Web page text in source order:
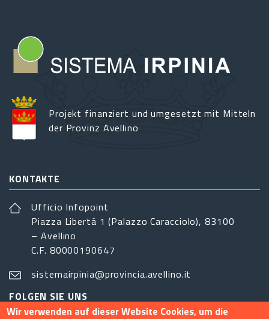
Projekt finanziert und umgesetzt mit Mitteln
der Provinz Avellino
KONTAKTE
Ufficio Infopoint
Piazza Libertá 1 (Palazzo Caracciolo), 83100
– Avellino
C.F. 80000190647
sistemairpinia@provincia.avellino.it
FOLGEN SIE UNS
Wir verwenden auf dieser Website Cookies, um die